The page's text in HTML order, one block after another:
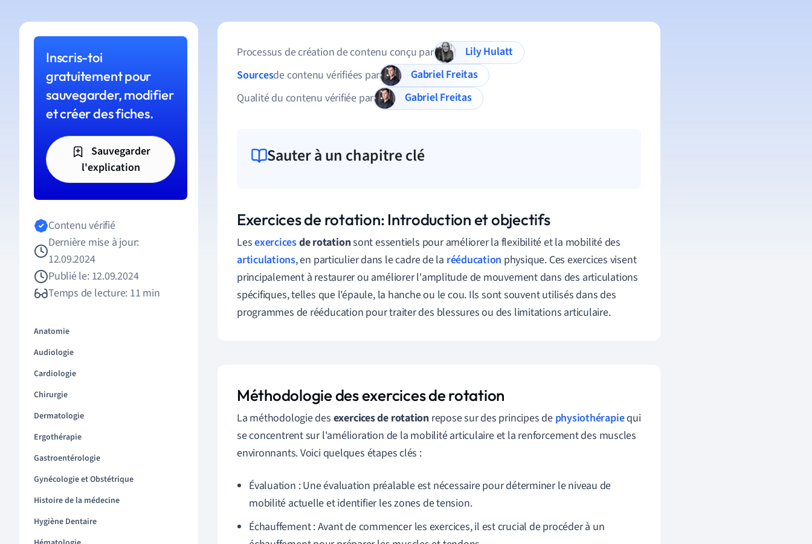
Inscris-toi
gratuitement pour
sauvegarder, modifier
et créer des fiches.
Sauvegarder
l'explication
Contenu vérifié
Dernière mise à jour:
12.09.2024
Publié le: 12.09.2024
Temps de lecture: 11 min
Anatomie
Audiologie
Cardiologie
Chirurgie
Dermatologie
Ergothérapie
Gastroentérologie
Gynécologie et Obstétrique
Histoire de la médecine
Hygiène Dentaire
Processus de création de contenu conçu par
Lily Hulatt
Sourcesde contenu vérifiées par
Gabriel Freitas
Qualité du contenu vérifiée par
Gabriel Freitas
Sauter à un chapitre clé
Exercices de rotation: Introduction et objectifs
Lesexercicesde rotationsont essentiels pour améliorer la flexibilité et la mobilité des
articulations, en particulier dans le cadre de la rééducation physique. Ces exercices visent
principalement à restaurer ou améliorer l'amplitude de mouvement dans des articulations
spécifiques, telles que l'épaule, la hanche ou le cou. Ils sont souvent utilisés dans des
programmes de rééducation pour traiter des blessures ou des limitations articulaire.
Méthodologie des exercices de rotation
La méthodologie des exercices de rotation repose sur des principes de physiothérapiequi
se concentrent sur l'amélioration de la mobilité articulaire et la renforcement des muscles
environnants. Voici quelques étapes clés :
Évaluation : Une évaluation préalable est nécessaire pour déterminer le niveau de
mobilité actuelle et identifier les zones de tension.
Échauffement : Avant de commencer les exercices, il est crucial de procéder à un